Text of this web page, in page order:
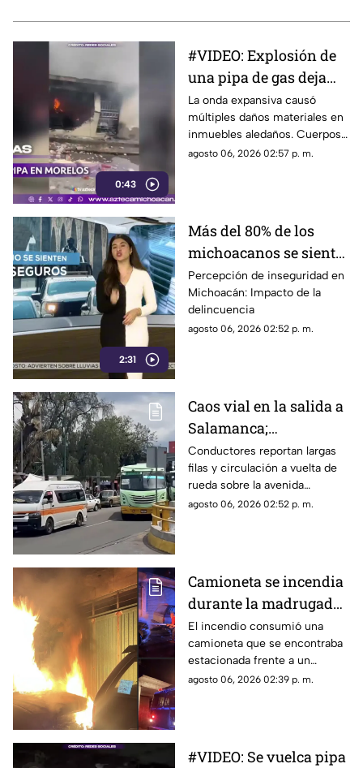
0:43
#VIDEO: Explosión de
una pipa de gas deja
varias casas afectadas.
La onda expansiva causó
múltiples daños materiales en
inmuebles aledaños. Cuerpos
de emergencia laboran en el
agosto 06, 2026 02:57 p. m.
2:31
Más del 80% de los
michoacanos se siente
inseguro; más de 6 mil
asesinatos en actual
administración
Percepción de inseguridad en
Michoacán: Impacto de la
delincuencia
agosto 06, 2026 02:52 p. m.
Caos vial en la salida a
Salamanca;
automovilistas acusan
que transporte público
provoca
embotellamientos
Conductores reportan largas
filas y circulación a vuelta de
rueda sobre la avenida
Morelos, donde aseguran que
agosto 06, 2026 02:52 p. m.
Camioneta se incendia
durante la madrugada
en Zitácuaro;
investigan qué provocó
el fuego
El incendio consumió una
camioneta que se encontraba
estacionada frente a un
domicilio y alcanzó un árbol
agosto 06, 2026 02:39 p. m.
#VIDEO: Se vuelca pipa